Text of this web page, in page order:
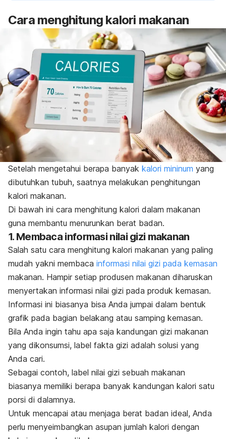
Cara menghitung kalori makanan
Setelah mengetahui berapa banyak kalori mininum yang
dibutuhkan tubuh, saatnya melakukan penghitungan
kalori makanan.
Di bawah ini cara menghitung kalori dalam makanan
guna membantu menurunkan berat badan.
1. Membaca informasi nilai gizi makanan
Salah satu cara menghitung kalori makanan yang paling
mudah yakni membaca informasi nilai gizi pada kemasan
makanan. Hampir setiap produsen makanan diharuskan
menyertakan informasi nilai gizi pada produk kemasan.
Informasi ini biasanya bisa Anda jumpai dalam bentuk
grafik pada bagian belakang atau samping kemasan.
Bila Anda ingin tahu apa saja kandungan gizi makanan
yang dikonsumsi, label fakta gizi adalah solusi yang
Anda cari.
Sebagai contoh, label nilai gizi sebuah makanan
biasanya memiliki berapa banyak kandungan kalori satu
porsi di dalamnya.
Untuk mencapai atau menjaga berat badan ideal, Anda
perlu menyeimbangkan asupan jumlah kalori dengan